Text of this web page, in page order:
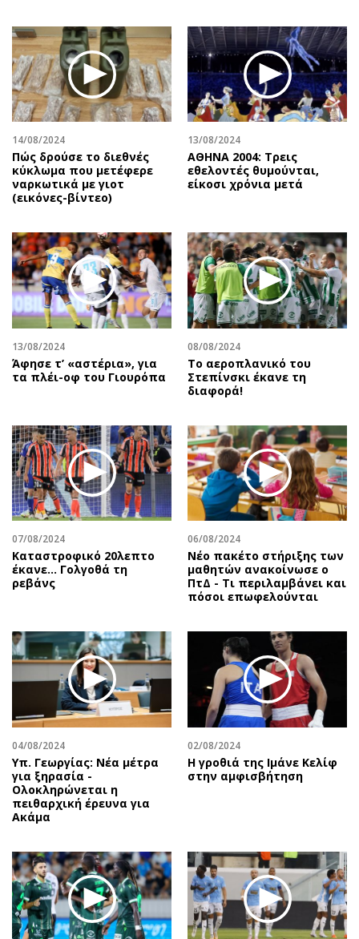
Μουσική
Εικαστικά
Βιβλίο
Χειρόγραφα
Uncut
Προσφορές
Προσωπικότητες στην ''Κ''
Επιστολές
14/08/2024
Πώς δρούσε το διεθνές
κύκλωμα που μετέφερε
ναρκωτικά με γιοτ
(εικόνες-βίντεο)
13/08/2024
ΑΘΗΝΑ 2004: Τρεις
εθελοντές θυμούνται,
είκοσι χρόνια μετά
13/08/2024
Άφησε τ’ «αστέρια», για
τα πλέι-οφ του Γιουρόπα
08/08/2024
Το αεροπλανικό του
Στεπίνσκι έκανε τη
διαφορά!
07/08/2024
Καταστροφικό 20λεπτο
έκανε… Γολγοθά τη
ρεβάνς
06/08/2024
Νέο πακέτο στήριξης των
μαθητών ανακοίνωσε ο
ΠτΔ - Τι περιλαμβάνει και
πόσοι επωφελούνται
04/08/2024
Υπ. Γεωργίας: Νέα μέτρα
για ξηρασία -
Ολοκληρώνεται η
πειθαρχική έρευνα για
Ακάμα
02/08/2024
Η γροθιά της Ιμάνε Κελίφ
στην αμφισβήτηση